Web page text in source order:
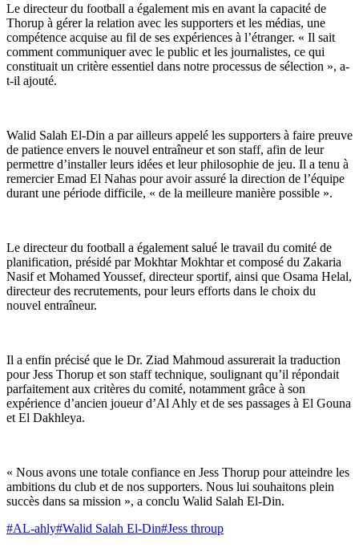
Le directeur du football a également mis en avant la capacité de
Thorup à gérer la relation avec les supporters et les médias, une
compétence acquise au fil de ses expériences à l’étranger. « Il sait
comment communiquer avec le public et les journalistes, ce qui
constituait un critère essentiel dans notre processus de sélection », a-
t-il ajouté.
Walid Salah El-Din a par ailleurs appelé les supporters à faire preuve
de patience envers le nouvel entraîneur et son staff, afin de leur
permettre d’installer leurs idées et leur philosophie de jeu. Il a tenu à
remercier Emad El Nahas pour avoir assuré la direction de l’équipe
durant une période difficile, « de la meilleure manière possible ».
Le directeur du football a également salué le travail du comité de
planification, présidé par Mokhtar Mokhtar et composé du Zakaria
Nasif et Mohamed Youssef, directeur sportif, ainsi que Osama Helal,
directeur des recrutements, pour leurs efforts dans le choix du
nouvel entraîneur.
Il a enfin précisé que le Dr. Ziad Mahmoud assurerait la traduction
pour Jess Thorup et son staff technique, soulignant qu’il répondait
parfaitement aux critères du comité, notamment grâce à son
expérience d’ancien joueur d’Al Ahly et de ses passages à El Gouna
et El Dakhleya.
« Nous avons une totale confiance en Jess Thorup pour atteindre les
ambitions du club et de nos supporters. Nous lui souhaitons plein
succès dans sa mission », a conclu Walid Salah El-Din.
#AL-ahly#Walid Salah El-Din#Jess throup